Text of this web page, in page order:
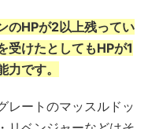
のHPが2以上残ってい
受けたとしてもHPが1
です。
レートのマッスルドッ